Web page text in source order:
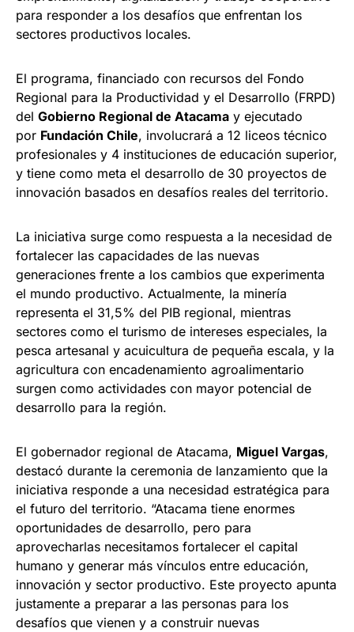
para responder a los desafíos que enfrentan los
sectores productivos locales.
El programa, financiado con recursos del Fondo
Regional para la Productividad y el Desarrollo (FRPD)
del Gobierno Regional de Atacama y ejecutado
por Fundación Chile, involucrará a 12 liceos técnico
profesionales y 4 instituciones de educación superior,
y tiene como meta el desarrollo de 30 proyectos de
innovación basados en desafíos reales del territorio.
La iniciativa surge como respuesta a la necesidad de
fortalecer las capacidades de las nuevas
generaciones frente a los cambios que experimenta
el mundo productivo. Actualmente, la minería
representa el 31,5% del PIB regional, mientras
sectores como el turismo de intereses especiales, la
pesca artesanal y acuicultura de pequeña escala, y la
agricultura con encadenamiento agroalimentario
surgen como actividades con mayor potencial de
desarrollo para la región.
El gobernador regional de Atacama, Miguel Vargas,
destacó durante la ceremonia de lanzamiento que la
iniciativa responde a una necesidad estratégica para
el futuro del territorio. “Atacama tiene enormes
oportunidades de desarrollo, pero para
aprovecharlas necesitamos fortalecer el capital
humano y generar más vínculos entre educación,
innovación y sector productivo. Este proyecto apunta
justamente a preparar a las personas para los
desafíos que vienen y a construir nuevas